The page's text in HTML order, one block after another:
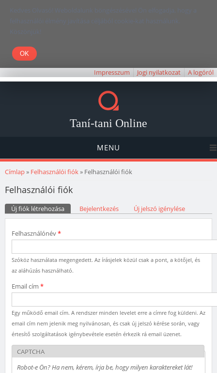
Kedves Olvasó! Weboldalunk böngészésével Ön elfogadja, hogy a
felhasználói élmény javítása céljából cookie-kat használunk.
Köszönjük!
Impresszum Jogi nyilatkozat A logóról
Taní-tani Online
MENU
Jelenlegi hely
Címlap» Felhasználói fiók» Felhasználói fiók
Felhasználói fiók
Elsődleges fülek
Új fiók létrehozása (aktív fül)Bejelentkezés Új jelszó igénylése
Felhasználónév*
Szóköz használata megengedett. Az írásjelek közül csak a pont, a kötőjel, és
az aláhúzás használható.
Email cím *
Egy működő email cím. A rendszer minden levelet erre a címre fog küldeni. Az
email cím nem jelenik meg nyilvánosan, és csak új jelszó kérése során, vagy
értesítő szolgáltatások igénybevétele esetén érkezik rá email üzenet.
CAPTCHA
Robot-e Ön? Ha nem, kérem, írja be, hogy milyen karaktereket lát!